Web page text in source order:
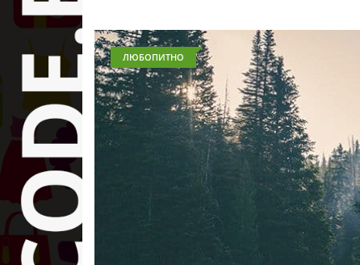
ЛЮБОПИТНО